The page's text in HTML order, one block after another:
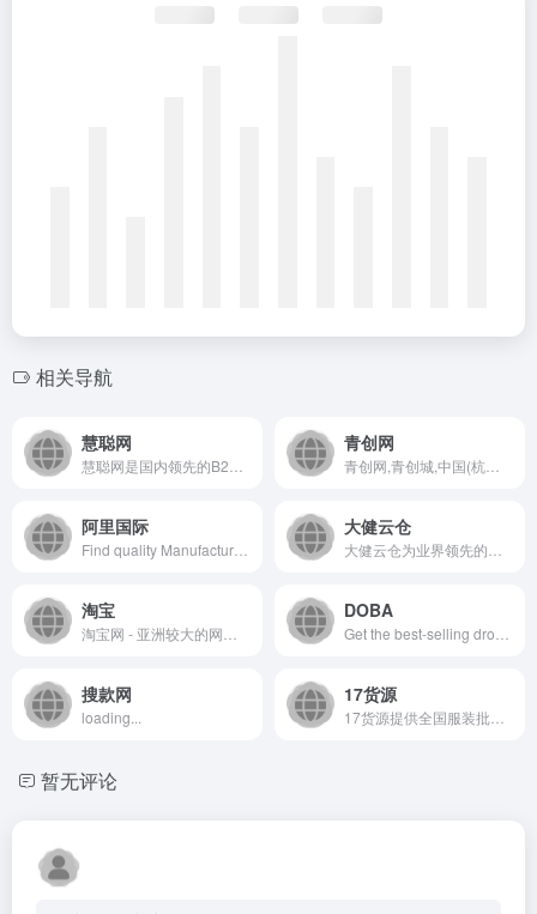
相关导航
慧聪网 青创网
阿里国际 大健云仓
淘宝 DOBA
搜款网
loading...
17货源
暂无评论